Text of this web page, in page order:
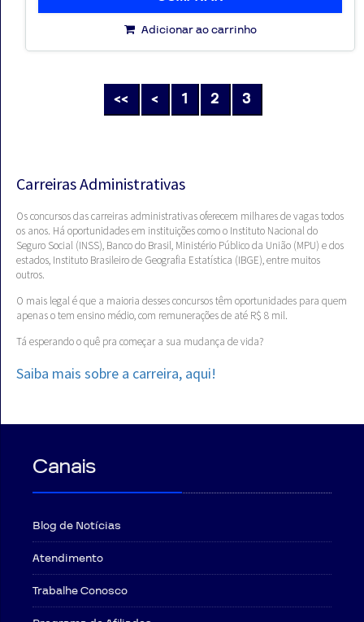
Adicionar ao carrinho
<< < 1 2 3
Carreiras Administrativas
Os concursos das carreiras administrativas oferecem milhares de vagas todos
os anos. Há oportunidades em instituições como o Instituto Nacional do
Seguro Social (INSS), Banco do Brasil, Ministério Público da União (MPU) e dos
estados, Instituto Brasileiro de Geografia Estatística (IBGE), entre muitos
outros.
O mais legal é que a maioria desses concursos têm oportunidades para quem
apenas o tem ensino médio, com remunerações de até R$ 8 mil.
Tá esperando o quê pra começar a sua mudança de vida?
Saiba mais sobre a carreira, aqui!
Canais
Blog de Notícias
Atendimento
Trabalhe Conosco